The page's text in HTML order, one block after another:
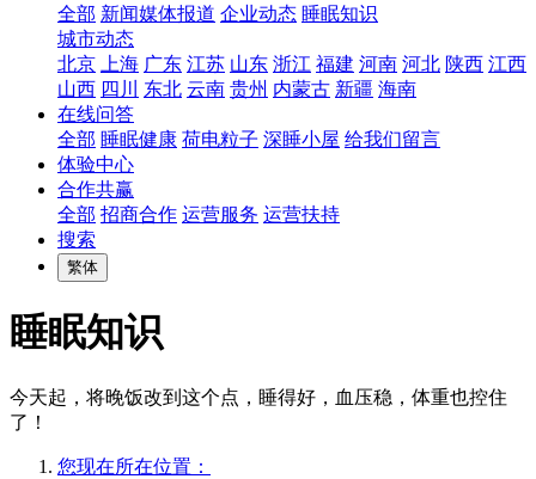
全部 新闻媒体报道 企业动态 睡眠知识
城市动态
北京
上海 广东 江苏 山东 浙江 福建 河南 河北 陕西 江西
山西 四川 东北 云南 贵州 内蒙古 新疆 海南
在线问答
全部 睡眠健康 荷电粒子 深睡小屋 给我们留言
体验中心
合作共赢
全部 招商合作 运营服务 运营扶持
搜索
繁体
睡眠知识
今天起，将晚饭改到这个点，睡得好，血压稳，体重也控住
了！
您现在所在位置：